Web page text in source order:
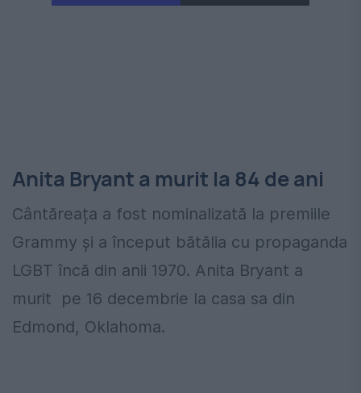
Anita Bryant a murit la 84 de ani
Cântăreața a fost nominalizată la premiile
Grammy și a început bătălia cu propaganda
LGBT încă din anii 1970. Anita Bryant a
murit
pe 16 decembrie la casa sa din
Edmond, Oklahoma.